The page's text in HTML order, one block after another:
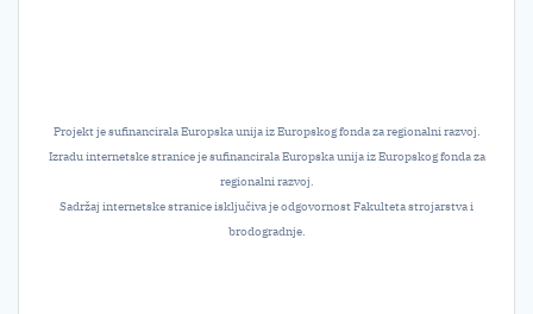
Projekt je sufinancirala Europska unija iz Europskog fonda za regionalni razvoj.
Izradu internetske stranice je sufinancirala Europska unija iz Europskog fonda za
regionalni razvoj.
Sadržaj internetske stranice isključiva je odgovornost Fakulteta strojarstva i
brodogradnje.